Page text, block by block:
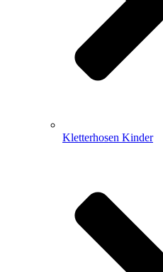
Kletterhosen Kinder